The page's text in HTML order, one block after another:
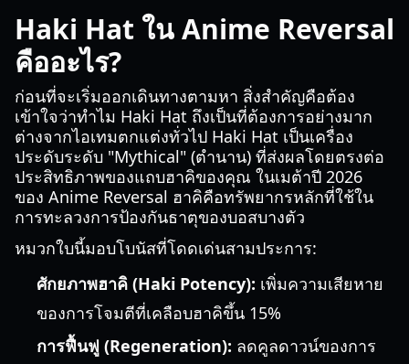
Haki Hat ใน Anime Reversal
คืออะไร?
ก่อนที่จะเริ่มออกเดินทางตามหา สิ่งสำคัญคือต้อง
เข้าใจว่าทำไม Haki Hat ถึงเป็นที่ต้องการอย่างมาก
ต่างจากไอเทมตกแต่งทั่วไป Haki Hat เป็นเครื่อง
ประดับระดับ "Mythical" (ตำนาน) ที่ส่งผลโดยตรงต่อ
ประสิทธิภาพของแถบฮาคิของคุณ ในเมต้าปี 2026
ของ Anime Reversal ฮาคิคือทรัพยากรหลักที่ใช้ใน
การทะลวงการป้องกันธาตุของบอสบางตัว
หมวกใบนี้มอบโบนัสที่โดดเด่นสามประการ:
ศักยภาพฮาคิ (Haki Potency): เพิ่มความเสียหาย
ของการโจมตีที่เคลือบฮาคิขึ้น 15%
การฟื้นฟู (Regeneration): ลดคูลดาวน์ของการ